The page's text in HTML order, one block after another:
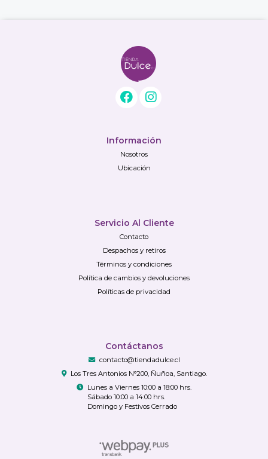
Información
Nosotros
Ubicación
Servicio Al Cliente
Contacto
Despachos y retiros
Términos y condiciones
Política de cambios y devoluciones
Políticas de privacidad
Contáctanos
contacto@tiendadulce.cl
Los Tres Antonios N°200, Ñuñoa, Santiago.
Lunes a Viernes 10:00 a 18:00 hrs.
Sábado 10:00 a 14:00 hrs.
Domingo y Festivos Cerrado